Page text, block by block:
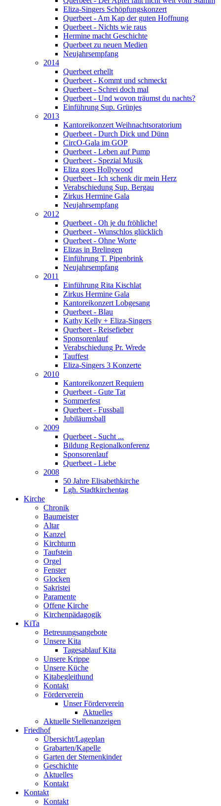
Eliza-Singers Schöpfungskonzert
Querbeet - Am Kap der guten Hoffnung
Querbeet - Nichts wie raus
Hermine macht Geschichte
Querbeet zu neuen Medien
Neujahrsempfang
2014
Querbeet erhellt
Querbeet - Kommt und schmeckt
Querbeet - Schrei doch mal
Querbeet - Und wovon träumst du nachts?
Einführung Sup. Grünjes
2013
Kantoreikonzert Weihnachtsoratorium
Querbeet - Durch Dick und Dünn
CircO-Gala im GOP
Querbeet - Leben auf Pump
Querbeet - Spezial Musik
Eliza goes Hollywood
Querbeet - Ich schenk dir mein Herz
Verabschiedung Sup. Bergau
Zirkus Hermine Gala
Neujahrsempfang
2012
Querbeet - Oh je du fröhliche!
Querbeet - Wunschlos glücklich
Querbeet - Ohne Worte
Elizas in Brelingen
Einführung T. Pipenbrink
Neujahrsempfang
2011
Einführung Rita Kischlat
Zirkus Hermine Gala
Kantoreikonzert Lobgesang
Querbeet - Blau
Kathy Kelly + Eliza-Singers
Querbeet - Reisefieber
Sponsorenlauf
Verabschiedung Pr. Wrede
Tauffest
Eliza-Singers 3 Konzerte
2010
Kantoreikonzert Requiem
Querbeet - Gute Tat
Sommerfest
Querbeet - Fussball
Jubiläumsball
2009
Querbeet - Sucht ...
Bildung Regionalkonferenz
Sponsorenlauf
Querbeet - Liebe
2008
50 Jahre Elisabethkirche
Lgh. Stadtkirchentag
Kirche
Chronik
Baumeister
Altar
Kanzel
Kirchturm
Taufstein
Orgel
Fenster
Glocken
Sakristei
Paramente
Offene Kirche
Kirchenpädagogik
KiTa
Betreuungsangebote
Unsere Kita
Tagesablauf Kita
Unsere Krippe
Unsere Küche
Kitabegleithund
Kontakt
Förderverein
Unser Förderverein
Aktuelles
Aktuelle Stellenanzeigen
Friedhof
Übersicht/Lageplan
Grabarten/Kapelle
Garten der Sternenkinder
Geschichte
Aktuelles
Kontakt
Kontakt
Kontakt